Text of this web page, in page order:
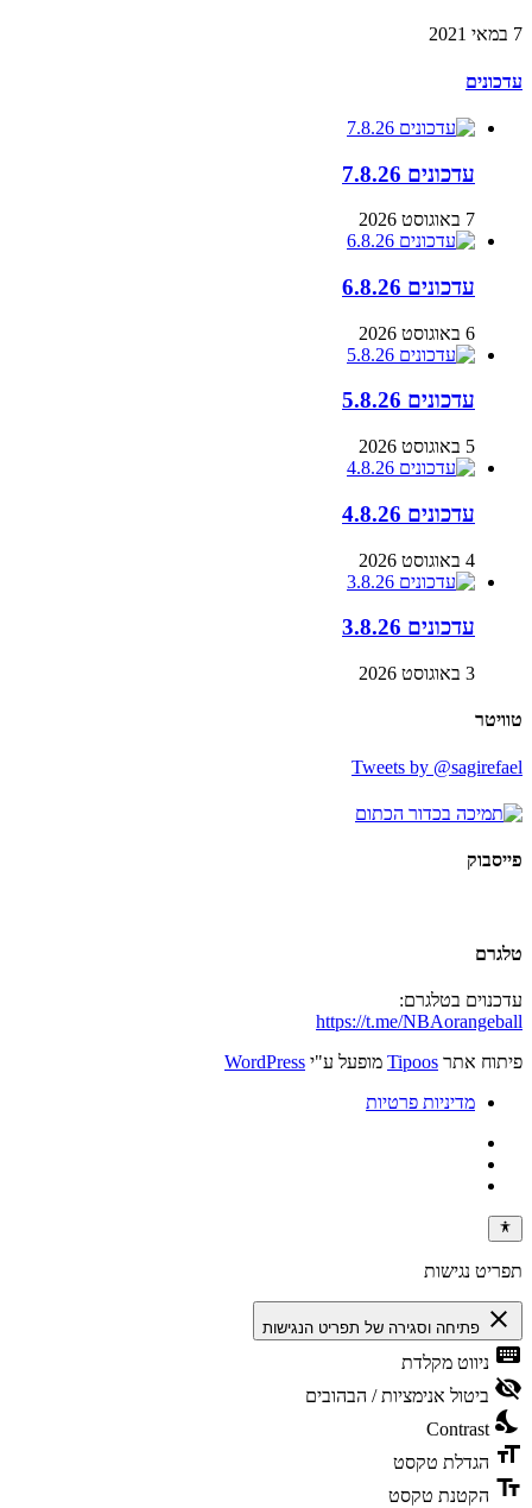
7 במאי 2021
עדכונים
עדכונים 7.8.26
7 באוגוסט 2026
עדכונים 6.8.26
6 באוגוסט 2026
עדכונים 5.8.26
5 באוגוסט 2026
עדכונים 4.8.26
4 באוגוסט 2026
עדכונים 3.8.26
3 באוגוסט 2026
טוויטר
Tweets by @sagirefael
פייסבוק
טלגרם
עדכנוים בטלגרם:
https://t.me/NBAorangeball
פיתוח אתר Tipoos מופעל ע"י WordPress
מדיניות פרטיות
תפריט נגישות
close פתיחה וסגירה של תפריט הנגישות
keyboard ניווט מקלדת
visibility_off ביטול אנימציות / הבהובים
nights_stay
Contrast
format_size הגדלת טקסט
text_fields הקטנת טקסט